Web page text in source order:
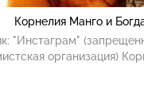
Корнелия Манго и
"Инстаграм"
организация)